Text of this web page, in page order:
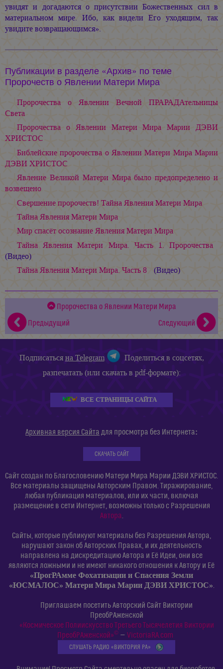
увидят и догадаются о присутствии Божественных сил в
материальном мире. Ибо, как видели Его уходящим, так
увидите возвращающимся».
Публикации в разделе «Архив» по теме
Пророчеств о Явлении Матери Мира
Пророчества о Явлении Вечной ПРАРАДАтельницы
Света
Пророчества о Явлении Матери Мира Марии ДЭВИ
ХРИСТОС
Библейские пророчества о Явлении Матери Мира Марии
ДЭВИ ХРИСТОС
Явление Великой Матери Мира было предопределено и
возвещено
Свершение пророчеств! Тайна Явления Матери Мира
Тайна Явления Матери Мира
Мир спасёт осознание Явления Матери Мира
Тайна Явления Матери Мира. Часть 1. Пророчества
(Видео)
Тайна Явления Матери Мира. Часть 8
(Видео)
Пророчества о Явлении Матери Мира
Предыдущий
Следующий
Подписатьсяна Telegram
Поделиться в соцсетях,
разпечатать (или скачать в pdf-формате):
ВСЕ СТРАНИЦЫ САЙТА
Архивная версия Сайта для просмотра без Интернета:
СКАЧАТЬ САЙТ
Сайт создан по Благословению Матери Мира Марии ДЭВИ ХРИСТОС.
Все материалы защищены Авторским Правом. Тиражирование,
любая публикация материалов, или их части, включая
размещение в сети Интернет, возможны только с Разрешения
Автора.
Сайты, которые публикуют материалы без Разрешения Автора,
нарушают закон об Авторских Правах, и их деятельность
направлена на дискредитацию Автора и Её Идеи, они все
являются ложными и не имеют никакого отношения к Автору и Её
«ПрогРАмме Фохатизации и Спасения Земли
«ЮСМАЛОС» Матери Мира Марии ДЭВИ ХРИСТОС».
Приглашаем посетить Авторский Сайт Виктории
ПреобРАженской
«Космическое Полиискусство Третьего Тысячелетия Виктории
ПреобРАженской»©— VictoriaRA.com
СЛУШАТЬ РАДИО «ВИКТОРИЯ РА»